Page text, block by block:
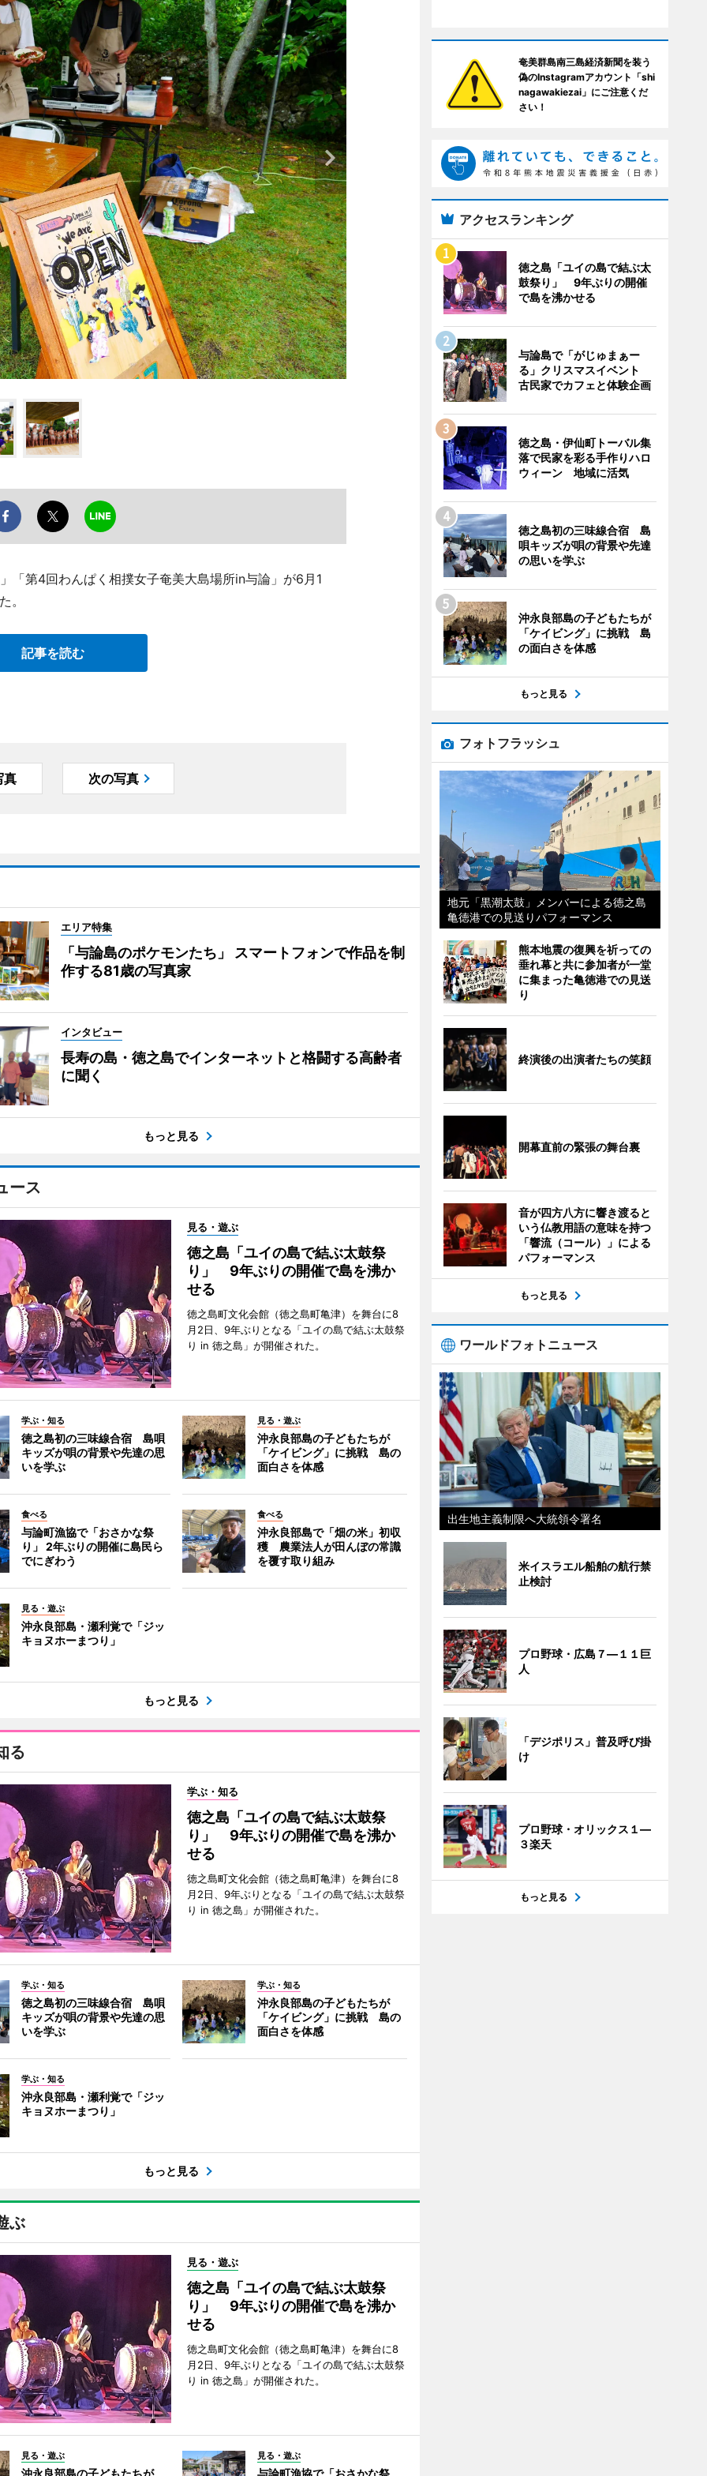
「第4回わんぱく相撲女子奄美大島場所in与論」が6月1
。
記事を読む
真 次の写真
エリア特集
「与論島のポケモンたち」 スマートフォンで作品を制
作する81歳の写真家
インタビュー
長寿の島・徳之島でインターネットと格闘する高齢者
に聞く
もっと見る
ース
見る・遊ぶ
徳之島「ユイの島で結ぶ太鼓祭
り」 9年ぶりの開催で島を沸か
せる
徳之島町文化会館（徳之島町亀津）を舞台に8
月2日、9年ぶりとなる「ユイの島で結ぶ太鼓祭
り in 徳之島」が開催された。
学ぶ・知る
徳之島初の三味線合宿 島唄
キッズが唄の背景や先達の思
いを学ぶ
見る・遊ぶ
沖永良部島の子どもたちが
「ケイビング」に挑戦 島の
面白さを体感
食べる
与論町漁協で「おさかな祭
り」 2年ぶりの開催に島民ら
でにぎわう
食べる
沖永良部島で「畑の米」初収
穫 農業法人が田んぼの常識
を覆す取り組み
見る・遊ぶ
沖永良部島・瀬利覚で「ジッ
キョヌホーまつり」
もっと見る
る
学ぶ・知る
徳之島「ユイの島で結ぶ太鼓祭
り」 9年ぶりの開催で島を沸か
せる
徳之島町文化会館（徳之島町亀津）を舞台に8
月2日、9年ぶりとなる「ユイの島で結ぶ太鼓祭
り in 徳之島」が開催された。
学ぶ・知る
徳之島初の三味線合宿 島唄
キッズが唄の背景や先達の思
いを学ぶ
学ぶ・知る
沖永良部島の子どもたちが
「ケイビング」に挑戦 島の
面白さを体感
学ぶ・知る
沖永良部島・瀬利覚で「ジッ
キョヌホーまつり」
もっと見る
ぶ
見る・遊ぶ
徳之島「ユイの島で結ぶ太鼓祭
り」 9年ぶりの開催で島を沸か
せる
徳之島町文化会館（徳之島町亀津）を舞台に8
月2日、9年ぶりとなる「ユイの島で結ぶ太鼓祭
り in 徳之島」が開催された。
見る・遊ぶ
沖永良部島の子どもたちが
見る・遊ぶ
与論町漁協で「おさかな祭
奄美群島南三島経済新聞を装う
偽のInstagramアカウント「shi
nagawakiezai」にご注意くだ
さい！
アクセスランキング
徳之島「ユイの島で結ぶ太
鼓祭り」 9年ぶりの開催
で島を沸かせる
与論島で「がじゅまぁー
る」クリスマスイベント
古民家でカフェと体験企画
徳之島・伊仙町トーバル集
落で民家を彩る手作りハロ
ウィーン 地域に活気
徳之島初の三味線合宿 島
唄キッズが唄の背景や先達
の思いを学ぶ
沖永良部島の子どもたちが
「ケイビング」に挑戦 島
の面白さを体感
もっと見る
フォトフラッシュ
地元「黒潮太鼓」メンバーによる徳之島
亀徳港での見送りパフォーマンス
熊本地震の復興を祈っての
垂れ幕と共に参加者が一堂
に集まった亀徳港での見送
り
終演後の出演者たちの笑顔
開幕直前の緊張の舞台裏
音が四方八方に響き渡ると
いう仏教用語の意味を持つ
「響流（コール）」による
パフォーマンス
もっと見る
ワールドフォトニュース
出生地主義制限へ大統領令署名
米イスラエル船舶の航行禁
止検討
プロ野球・広島７―１１巨
人
「デジポリス」普及呼び掛
け
プロ野球・オリックス１―
３楽天
もっと見る